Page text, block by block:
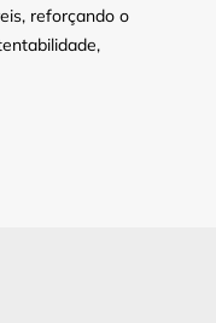
reforçando o